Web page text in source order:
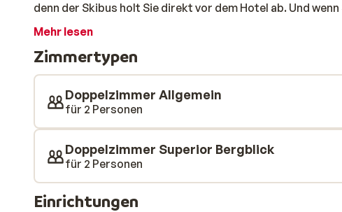
denn der Skibus holt Sie direkt vor dem Hotel ab. Und
Tag auf den Pisten von Grandvalira zurückkehren, können
planschen und die Sauna und das Dampfbad besuchen. Im
mit Blick auf die Piste sprudeln. Herrlich! Nach dem
im Iceberg-Pub des Hotels in entspannter Atmosphäre
Mehr lesen
Zimmertypen
Doppelzimmer Allgemein
für 2 Personen
Doppelzimmer Superior Bergblick
für 2 Personen
Einrichtungen